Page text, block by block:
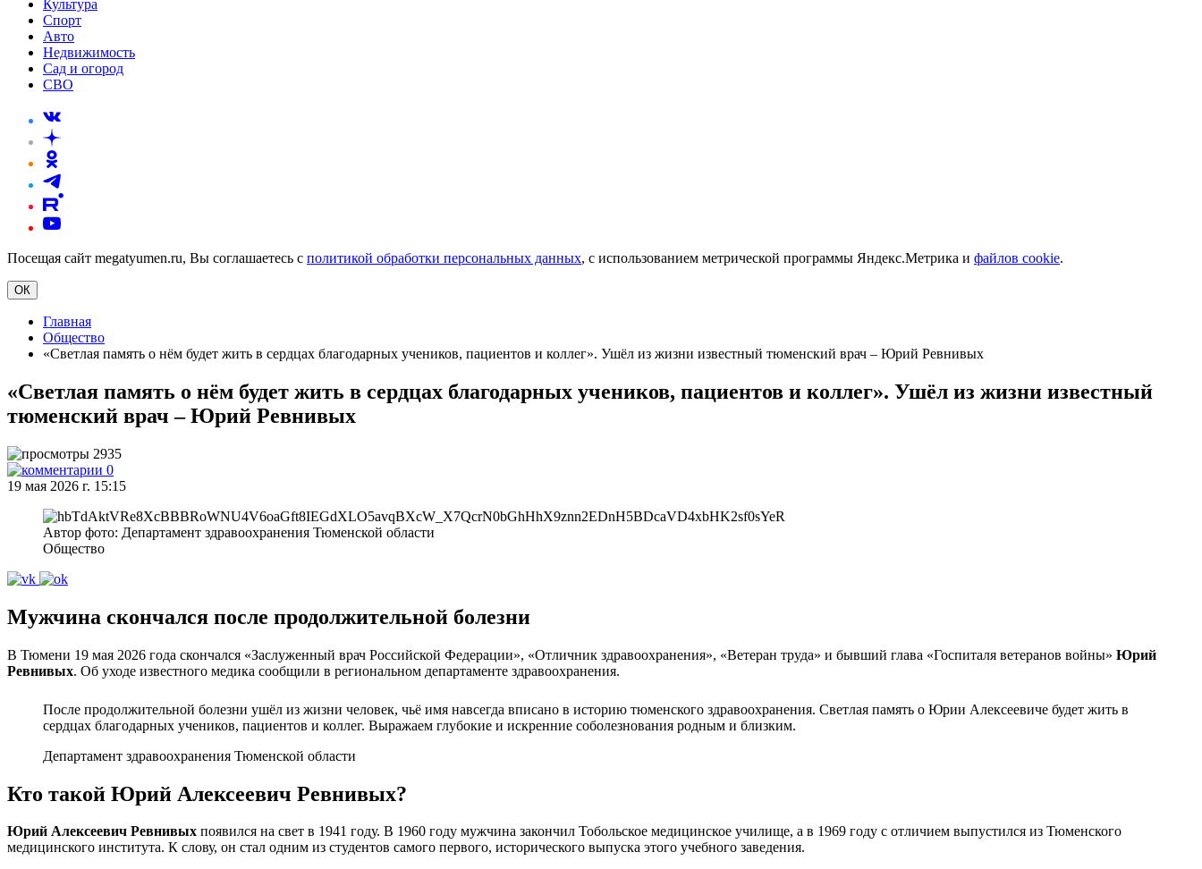
Культура
Спорт
Авто
Недвижимость
Сад и огород
СВО
Посещая сайт megatyumen.ru, Вы соглашаетесь с политикой обработки персональных данных, с использованием метрической программы Яндекс.Метрика и файлов cookie.
ОК
Главная
Общество
«Светлая память о нём будет жить в сердцах благодарных учеников, пациентов и коллег». Ушёл из жизни известный тюменский врач – Юрий Ревнивых
«Светлая память о нём будет жить в сердцах благодарных учеников, пациентов и коллег». Ушёл из жизни известный
тюменский врач – Юрий Ревнивых
2935
0
19 мая 2026 г. 15:15
Автор фото: Департамент здравоохранения Тюменской области
Общество
Мужчина скончался после продолжительной болезни
В Тюмени 19 мая 2026 года скончался «Заслуженный врач Российской Федерации», «Отличник здравоохранения», «Ветеран труда» и бывший глава «Госпиталя ветеранов войны» Юрий
Ревнивых. Об уходе известного медика сообщили в региональном департаменте здравоохранения.
После продолжительной болезни ушёл из жизни человек, чьё имя навсегда вписано в историю тюменского здравоохранения. Светлая память о Юрии Алексеевиче будет жить в
сердцах благодарных учеников, пациентов и коллег. Выражаем глубокие и искренние соболезнования родным и близким.
Департамент здравоохранения Тюменской области
Кто такой Юрий Алексеевич Ревнивых?
Юрий Алексеевич Ревнивых появился на свет в 1941 году. В 1960 году мужчина закончил Тобольское медицинское училище, а в 1969 году с отличием выпустился из Тюменского
медицинского института. К слову, он стал одним из студентов самого первого, исторического выпуска этого учебного заведения.